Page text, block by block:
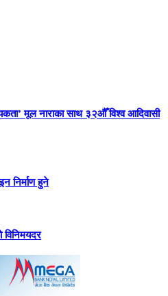
मूल नाराका साथ ३२औँ विश्व आदिवासी
निर्माण हुने
विनिमयदर